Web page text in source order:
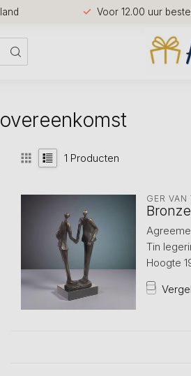
Voor 12.00 uur
1 Producten
GER VAN
Tin
Hoogte